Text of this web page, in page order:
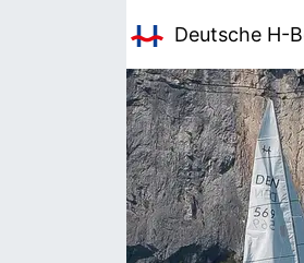
Deutsche H-